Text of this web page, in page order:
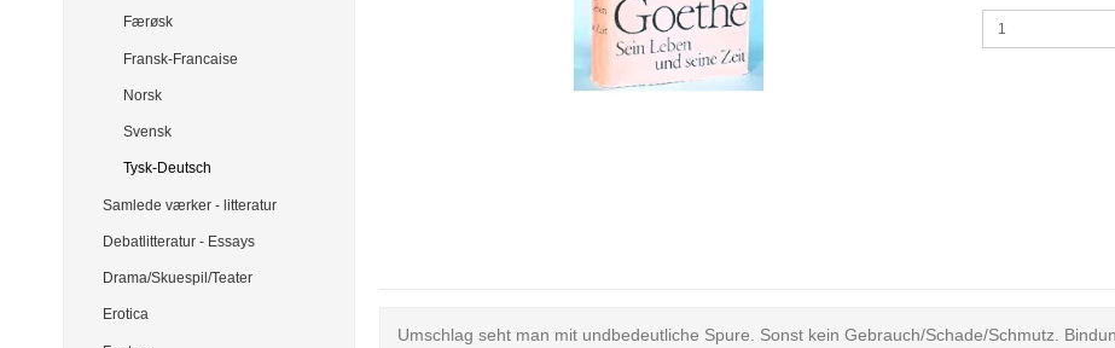
Færøsk
Fransk-Francaise
Norsk
Svensk
Tysk-Deutsch
Samlede værker - litteratur
Debatlitteratur - Essays
Drama/Skuespil/Teater
Erotica
Umschlag seht man mit undbedeutliche Spure. Sonst kein Gebrauch/Schade/Schmutz.